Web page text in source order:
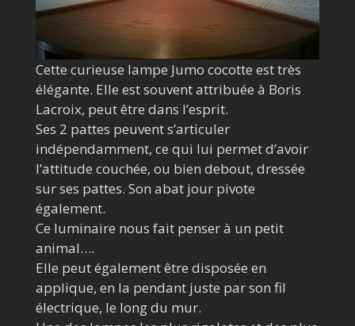
Cette curieuse lampe Jumo cocotte est très
élégante. Elle est souvent attribuée à Boris
Lacroix, peut être dans l’esprit.
Ses 2 pattes peuvent s’articuler
indépendamment, ce qui lui permet d’avoir
l’attitude couchée, ou bien debout, dressée
sur ses pattes. Son abat jour pivote
également.
Ce luminaire nous fait penser à un petit
animal….
Elle peut également être disposée en
applique, en la pendant juste par son fil
électrique, le long du mur.